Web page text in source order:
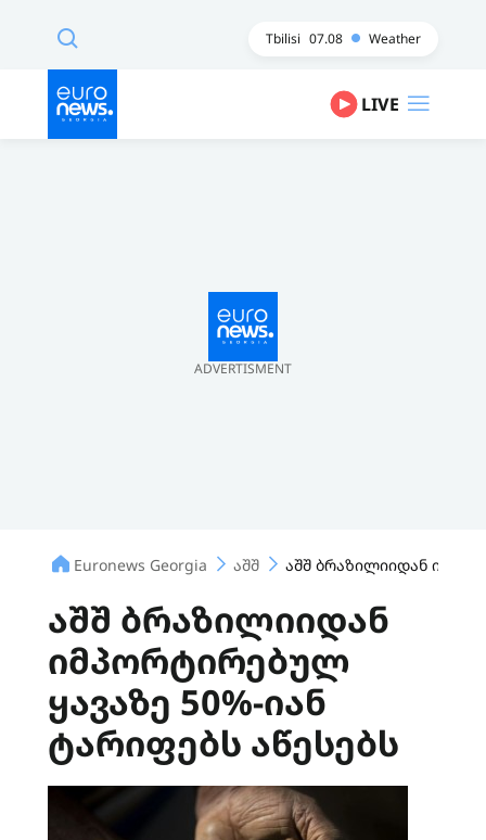
Tbilisi 07.08 Weather
LIVE
ADVERTISMENT
Euronews Georgia აშშ აშშ ბრაზილიიდან
აშშ ბრაზილიიდან
იმპორტირებულ
ყავაზე 50%-იან
ტარიფებს აწესებს